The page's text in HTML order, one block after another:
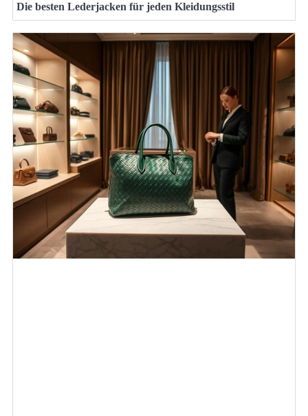
Die besten Lederjacken für jeden Kleidungsstil